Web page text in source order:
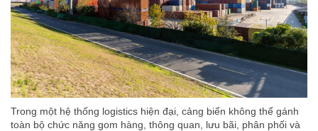
Trong một hệ thống logistics hiện đại, cảng biển không thể gánh
toàn bộ chức năng gom hàng, thông quan, lưu bãi, phân phối và